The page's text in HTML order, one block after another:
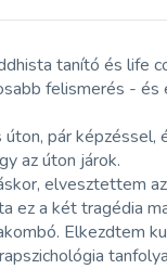
tanító és life
felismerés -
pár
az úton járok.
elvesztettem
ez a két tragédia
Elkezdtem